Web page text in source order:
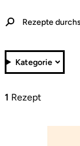
Kategorie
1 Rezept